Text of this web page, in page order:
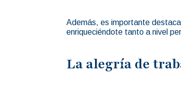
Además, es importante
enriqueciéndote tanto a nivel
La alegría de